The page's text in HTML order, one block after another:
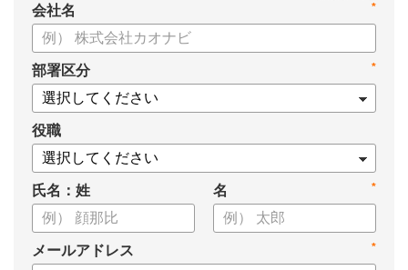
こちらの資料では、
・人事評価システムが必要な企業の特徴
・導入検討に必要な3つの視点
・7つの選定ポイント
についてまとめましたので、ぜひお役立てください。
*
会社名
*
部署区分
役職
氏名：姓 *
名
*
メールアドレス